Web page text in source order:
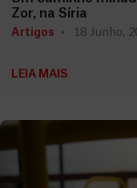
Zor, na Síria
Artigos 18 Junho,
LEIA MAIS